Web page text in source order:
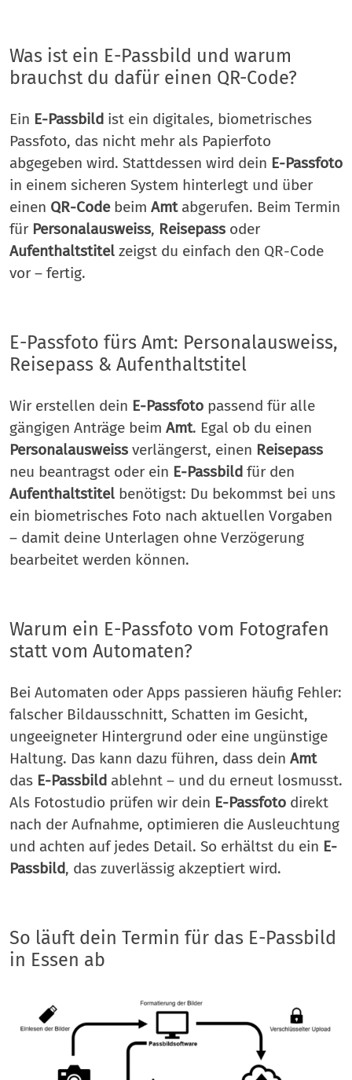
Was ist ein E-Passbild und warum
brauchst du dafür einen QR-Code?
Ein E-Passbild ist ein digitales, biometrisches
Passfoto, das nicht mehr als Papierfoto
abgegeben wird. Stattdessen wird dein E-Passfoto
in einem sicheren System hinterlegt und über
einen QR-Codebeim Amtabgerufen. Beim Termin
für Personalausweiss, Reisepass oder
Aufenthaltstitel zeigst du einfach den QR-Code
vor – fertig.
E-Passfoto fürs Amt: Personalausweiss,
Reisepass & Aufenthaltstitel
Wir erstellen dein E-Passfoto passend für alle
gängigen Anträge beim Amt. Egal ob du einen
Personalausweiss verlängerst, einen Reisepass
neu beantragst oder ein E-Passbild für den
Aufenthaltstitel benötigst: Du bekommst bei uns
ein biometrisches Foto nach aktuellen Vorgaben
– damit deine Unterlagen ohne Verzögerung
bearbeitet werden können.
Warum ein E-Passfoto vom Fotografen
statt vom Automaten?
Bei Automaten oder Apps passieren häufig Fehler:
falscher Bildausschnitt, Schatten im Gesicht,
ungeeigneter Hintergrund oder eine ungünstige
Haltung. Das kann dazu führen, dass dein Amt
das E-Passbild ablehnt – und du erneut losmusst.
Als Fotostudio prüfen wir dein E-Passfoto direkt
nach der Aufnahme, optimieren die Ausleuchtung
und achten auf jedes Detail. So erhältst du ein E-
Passbild, das zuverlässig akzeptiert wird.
So läuft dein Termin für das E-Passbild
in Essen ab